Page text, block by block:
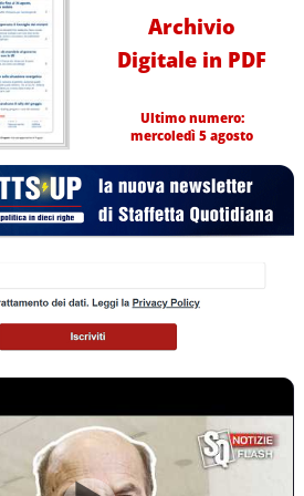
Archivio
Digitale in PDF
Ultimo numero:
mercoledì 5 agosto